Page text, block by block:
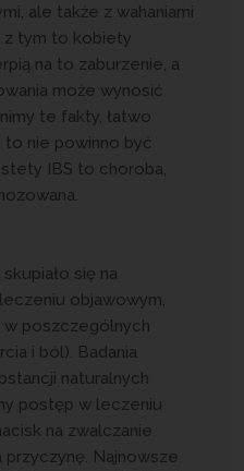
ale także z wahaniami
z tym to kobiety
na to zaburzenie, a
może wynosić
te fakty, łatwo
to nie powinno być
IBS to choroba,
się na
objawowym,
w poszczególnych
i ból). Badania
naturalnych
postęp w leczeniu
na zwalczanie
przyczynę. Najnowsze